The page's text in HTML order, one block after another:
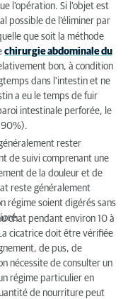
l'opération. Si l'objet est
possible de l'éliminer par
que soit la méthode
chirurgie abdominale du
bon, à condition
dans l'intestin et ne
a eu le temps de fuir
intestinale perforée, le
90%).
rester
de suivi comprenant une
de la douleur et de
reste généralement
régime soient digérés sans
chat pendant environ 10 à
cicatrice doit être vérifiée
de pus, de
nécessite de consulter un
régime particulier en
de nourriture peut